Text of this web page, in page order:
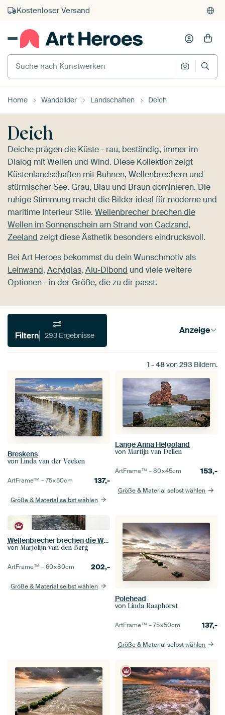
Kauf auf Rechnung
Individueller Druck auf Bestellung
Suche nach Kunstwerken
Suche
Home Wandbilder Landschaften Deich
Deich
Deiche prägen die Küste - rau, beständig, immer im
Dialog mit Wellen und Wind. Diese Kollektion zeigt
Küstenlandschaften mit Buhnen, Wellenbrechern und
stürmischer See. Grau, Blau und Braun dominieren. Die
ruhige Stimmung macht die Bilder ideal für moderne und
maritime Interieur Stile. Wellenbrecher brechen die
Wellen im Sonnenschein am Strand von Cadzand,
Zeeland zeigt diese Ästhetik besonders eindrucksvoll.
Bei Art Heroes bekommst du dein Wunschmotiv als
Leinwand, Acrylglas, Alu-Dibond und viele weitere
Optionen - in der Größe, die zu dir passt.
Filtern 293 Ergebnisse Anzeige
1 - 48von293 Bildern.
Breskens
von Linda van der Veeken
ArtFrame™ –75×50cm 137,-
Größe & Material selbst wählen
Lange Anna Helgoland
von Martijn van Dellen
ArtFrame™ –80×45cm 153,-
Größe & Material selbst wählen
Wellenbrecher brechen die Wellen im Sonnenschein am Strand von Cadzand, Zeeland
von Marjolijn van den Berg
ArtFrame™ –60×80cm 202,-
Größe & Material selbst wählen
Polehead
von Linda Raaphorst
ArtFrame™ –75×50cm 137,-
Größe & Material selbst wählen